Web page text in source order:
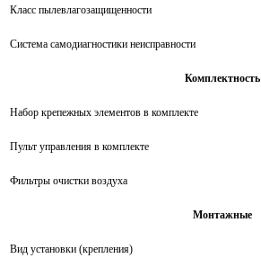
Класс пылевлагозащищенности
Система самодиагностики неисправности
Комплектность
Набор крепежных элементов в комплекте
Пульт управления в комплекте
Фильтры очистки воздуха
Монтажные
Вид установки (крепления)